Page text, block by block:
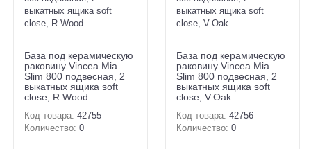
База под керамическую
раковину Vincea Mia
Slim 800 подвесная, 2
выкатных ящика soft
close, R.Wood
Код товара: 42755
Количество: 0
База под керамическую
раковину Vincea Mia
Slim 800 подвесная, 2
выкатных ящика soft
close, V.Oak
Код товара: 42756
Количество: 0